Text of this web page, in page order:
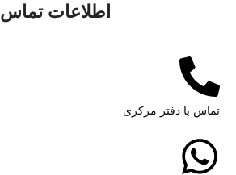
اطلاعات تماس
تماس با دفتر مرکزی